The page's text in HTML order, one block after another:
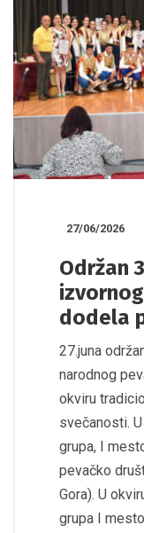
27/06/2026
Održan
dodela
27.juna
narodnog
okviru
svečanosti.
grupa, I
pevačko
Gora). U
grupa I